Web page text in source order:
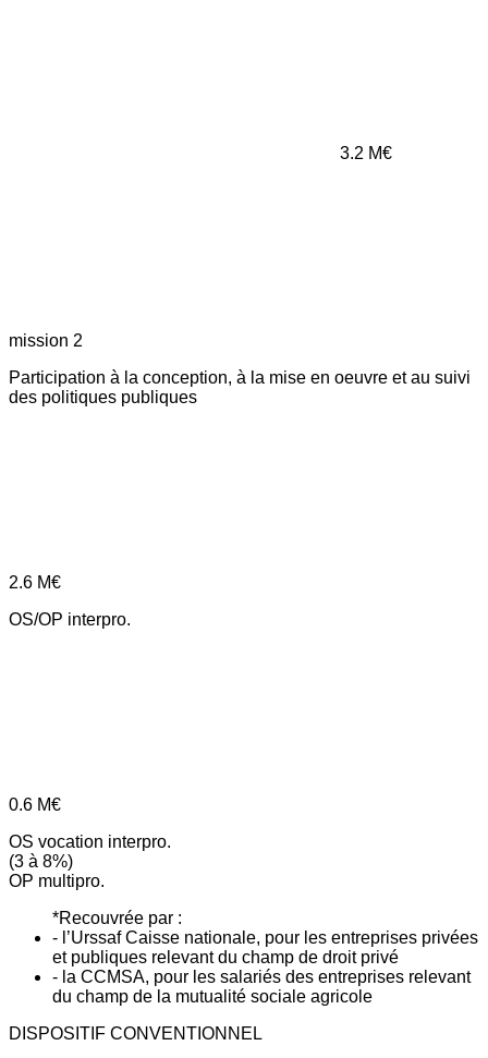
3.2 M€
mission 2
Participation à la conception, à la mise en oeuvre et au suivi
des politiques publiques
2.6 M€
OS/OP interpro.
0.6 M€
OS vocation interpro.
(3 à 8%)
OP multipro.
*Recouvrée par :
- l’Urssaf Caisse nationale, pour les entreprises privées
et publiques relevant du champ de droit privé
- la CCMSA, pour les salariés des entreprises relevant
du champ de la mutualité sociale agricole
DISPOSITIF CONVENTIONNEL